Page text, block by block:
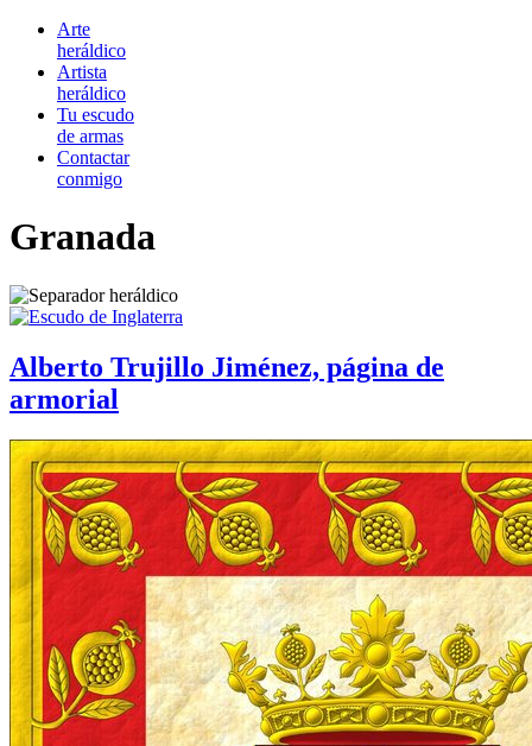
Arte
heráldico
Artista
heráldico
Tu escudo
de armas
Contactar
conmigo
Granada
Alberto Trujillo Jiménez, página de
armorial